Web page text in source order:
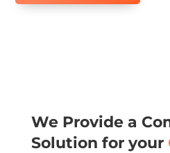
We Provide a
Solution for your